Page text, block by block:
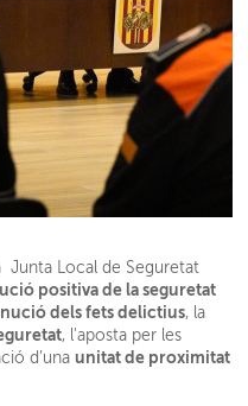
Junta Local de Seguretat
positiva de la seguretat
dels fets delictius, la
, l'aposta per les
d’una unitat de proximitat